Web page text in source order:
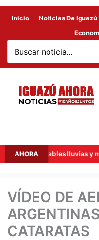
Inicio Noticias De Iguazú
AHORA
probables lluvias y
VÍDEO DE
CATARATAS